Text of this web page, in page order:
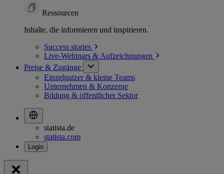
Ressourcen
Inhalte, die informieren und inspirieren.
Success stories
Live-Webinars & Aufzeichnungen
Preise & Zugänge
Einzelnutzer & kleine Teams
Unternehmen & Konzerne
Bildung & öffentlicher Sektor
statista.de
statista.com